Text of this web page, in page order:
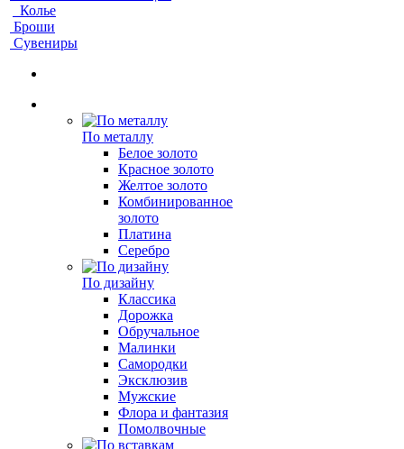
Колье
Броши
Сувениры
По металлу
Белое золото
Красное золото
Желтое золото
Комбинированное
золото
Платина
Серебро
По дизайну
Классика
Дорожка
Обручальное
Малинки
Самородки
Эксклюзив
Мужские
Флора и фантазия
Помолвочные